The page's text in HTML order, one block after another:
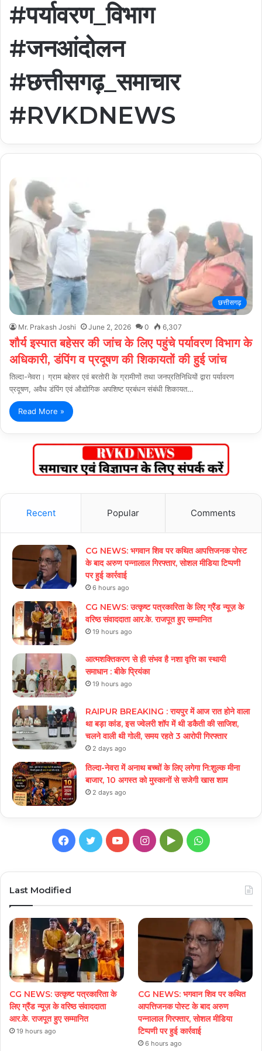
#पर्यावरण_विभाग
#जनआंदोलन
#छत्तीसगढ़_समाचार
#RVKDNEWS
छत्तीसगढ़
Mr. Prakash Joshi June 2, 2026 0 6,307
शौर्य इस्पात बहेसर की जांच के लिए पहुंचे पर्यावरण विभाग के
अधिकारी, डंपिंग व प्रदूषण की शिकायतों की हुई जांच
तिल्दा-नेवरा। ग्राम बहेसर एवं बरतोरी के ग्रामीणों तथा जनप्रतिनिधियों द्वारा पर्यावरण
प्रदूषण, अवैध डंपिंग एवं औद्योगिक अपशिष्ट प्रबंधन संबंधी शिकायत…
Read More »
Recent Popular Comments
CG NEWS: भगवान शिव पर कथित आपत्तिजनक पोस्ट
के बाद अरुण पन्नालाल गिरफ्तार, सोशल मीडिया टिप्पणी
पर हुई कार्रवाई
6 hours ago
CG NEWS: उत्कृष्ट पत्रकारिता के लिए ग्रैंड न्यूज़ के
वरिष्ठ संवाददाता आर.के. राजपूत हुए सम्मानित
19 hours ago
आत्मशक्तिकरण से ही संभव है नशा वृत्ति का स्थायी
समाधान : बीके प्रियंका
19 hours ago
RAIPUR BREAKING : रायपुर में आज रात होने वाला
था बड़ा कांड, इस ज्वेलरी शॉप में थी डकैती की साजिश,
चलने वाली थी गोली, समय रहते 3 आरोपी गिरफ्तार
2 days ago
तिल्दा-नेवरा में अनाथ बच्चों के लिए लगेगा नि:शुल्क मीना
बाजार, 10 अगस्त को मुस्कानों से सजेगी खास शाम
2 days ago
Facebook
TwitterYouTubeInstagram
GoogleWhatsApp
Last Modified
CG NEWS: उत्कृष्ट पत्रकारिता के
लिए ग्रैंड न्यूज़ के वरिष्ठ संवाददाता
आर.के. राजपूत हुए सम्मानित
19 hours ago
CG NEWS: भगवान शिव पर कथित
आपत्तिजनक पोस्ट के बाद अरुण
पन्नालाल गिरफ्तार, सोशल मीडिया
टिप्पणी पर हुई कार्रवाई
6 hours ago